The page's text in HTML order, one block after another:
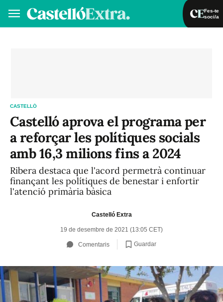
Fes-te
soci/a
CASTELLÓ
Castelló aprova el programa per
a reforçar les polítiques socials
amb 16,3 milions fins a 2024
Ribera destaca que l'acord permetrà continuar
finançant les polítiques de benestar i enfortir
l'atenció primària bàsica
Castelló Extra
19 de desembre de 2021 (13:05 CET)
Comentaris Guardar